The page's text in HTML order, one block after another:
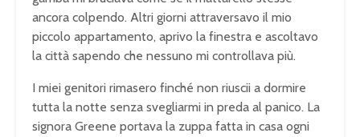
ancora colpendo. Altri giorni attraversavo il mio
piccolo appartamento, aprivo la finestra e ascoltavo
la città sapendo che nessuno mi controllava più.
I miei genitori rimasero finché non riuscii a dormire
tutta la notte senza svegliarmi in preda al panico. La
signora Greene portava la zuppa fatta in casa ogni